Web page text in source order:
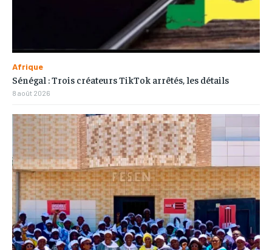
Afrique
Sénégal : Trois créateurs TikTok arrêtés, les détails
8 août 2026